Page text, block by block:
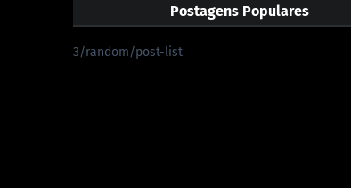
Postagens Populares
3/random/post-list